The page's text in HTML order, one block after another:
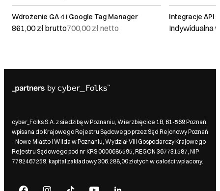
Wdrożenie GA 4 i Google Tag Manager
861,00 zł brutto700,00 zł netto
Integracje API
Indywidualna
cyber_Folks S.A. z siedzibą w Poznaniu, Wierzbięcice 1B, 61-569 Poznań,
wpisana do Krajowego Rejestru Sądowego przez Sąd Rejonowy Poznań
- Nowe Miasto i Wilda w Poznaniu, Wydział VIII Gospodarczy Krajowego
Rejestru Sądowego pod nr KRS 0000685595, REGON 367731587, NIP
7792467259, kapitał zakładowy 306.288,00 złotych w całości wpłacony.